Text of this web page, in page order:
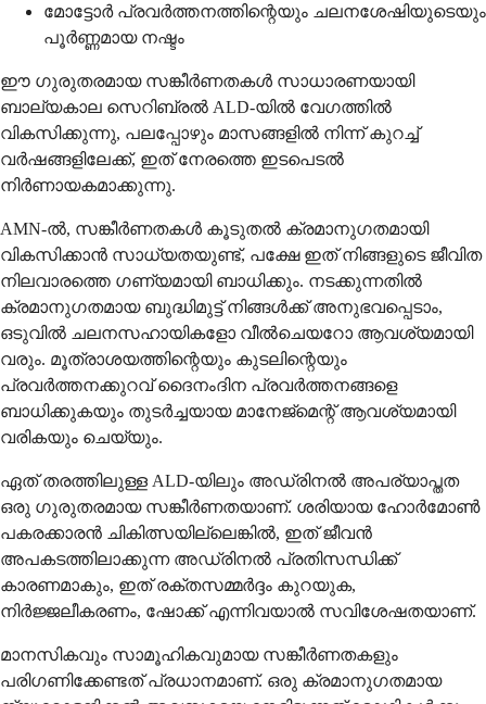
മോട്ടോർ പ്രവർത്തനത്തിന്റെയും ചലനശേഷിയുടെയും
പൂർണ്ണമായ നഷ്ടം
ഈ ഗുരുതരമായ സങ്കീർണതകൾ സാധാരണയായി
ബാല്യകാല സെറിബ്രൽ ALD-യിൽ വേഗത്തിൽ
വികസിക്കുന്നു, പലപ്പോഴും മാസങ്ങളിൽ നിന്ന് കുറച്ച്
വർഷങ്ങളിലേക്ക്, ഇത് നേരത്തെ ഇടപെടൽ
നിർണായകമാക്കുന്നു.
AMN-ൽ, സങ്കീർണതകൾ കൂടുതൽ ക്രമാനുഗതമായി
വികസിക്കാൻ സാധ്യതയുണ്ട്, പക്ഷേ ഇത് നിങ്ങളുടെ ജീവിത
നിലവാരത്തെ ഗണ്യമായി ബാധിക്കും. നടക്കുന്നതിൽ
ക്രമാനുഗതമായ ബുദ്ധിമുട്ട് നിങ്ങൾക്ക് അനുഭവപ്പെടാം,
ഒടുവിൽ ചലനസഹായികളോ വീൽചെയറോ ആവശ്യമായി
വരും. മൂത്രാശയത്തിന്റെയും കുടലിന്റെയും
പ്രവർത്തനക്കുറവ് ദൈനംദിന പ്രവർത്തനങ്ങളെ
ബാധിക്കുകയും തുടർച്ചയായ മാനേജ്മെന്റ് ആവശ്യമായി
വരികയും ചെയ്യും.
ഏത് തരത്തിലുള്ള ALD-യിലും അഡ്രിനൽ അപര്യാപ്തത
ഒരു ഗുരുതരമായ സങ്കീർണതയാണ്. ശരിയായ ഹോർമോൺ
പകരക്കാരൻ ചികിത്സയില്ലെങ്കിൽ, ഇത് ജീവൻ
അപകടത്തിലാക്കുന്ന അഡ്രിനൽ പ്രതിസന്ധിക്ക്
കാരണമാകും, ഇത് രക്തസമ്മർദ്ദം കുറയുക,
നിർജ്ജലീകരണം, ഷോക്ക് എന്നിവയാൽ സവിശേഷതയാണ്.
മാനസികവും സാമൂഹികവുമായ സങ്കീർണതകളും
പരിഗണിക്കേണ്ടത് പ്രധാനമാണ്. ഒരു ക്രമാനുഗതമായ